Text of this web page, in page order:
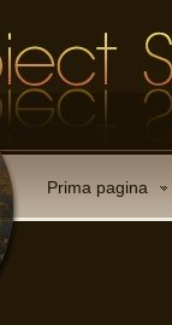
Prima pagina